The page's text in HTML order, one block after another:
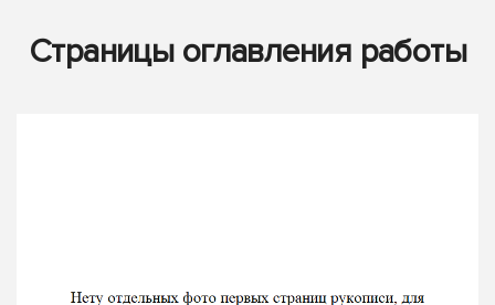
Страницы оглавления работы